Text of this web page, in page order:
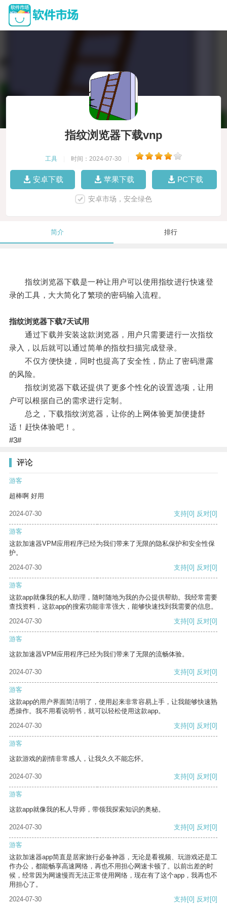
指纹浏览器下载vnp
工具 时间：2024-07-30
安卓下载 苹果下载 PC下载
安卓市场，安全绿色
简介 排行
指纹浏览器下载是一种让用户可以使用指纹进行快速登
录的工具，大大简化了繁琐的密码输入流程。
指纹浏览器下载7天试用
通过下载并安装这款浏览器，用户只需要进行一次指纹
录入，以后就可以通过简单的指纹扫描完成登录。
不仅方便快捷，同时也提高了安全性，防止了密码泄露
的风险。
指纹浏览器下载还提供了更多个性化的设置选项，让用
户可以根据自己的需求进行定制。
总之，下载指纹浏览器，让你的上网体验更加便捷舒
适！赶快体验吧！。
#3#
评论
游客
超棒啊 好用
2024-07-30 支持[0] 反对[0]
游客
这款加速器VPM应用程序已经为我们带来了无限的隐私保护和安全性保
护。
2024-07-30
支持[0] 反对[0]
游客
这款app就像我的私人助理，随时随地为我的办公提供帮助。我经常需要
查找资料，这款app的搜索功能非常强大，能够快速找到我需要的信息。
2024-07-30
支持[0] 反对[0]
游客
这款加速器VPM应用程序已经为我们带来了无限的流畅体验。
2024-07-30 支持[0] 反对[0]
游客
这款app的用户界面简洁明了，使用起来非常容易上手，让我能够快速熟
悉操作。我不用看说明书，就可以轻松使用这款app。
2024-07-30
支持[0] 反对[0]
游客
这款游戏的剧情非常感人，让我久久不能忘怀。
2024-07-30 支持[0] 反对[0]
游客
这款app就像我的私人导师，带领我探索知识的奥秘。
2024-07-30 支持[0] 反对[0]
游客
这款加速器app简直是居家旅行必备神器，无论是看视频、玩游戏还是工
作办公，都能畅享高速网络，再也不用担心网速卡顿了。以前出差的时
候，经常因为网速慢而无法正常使用网络，现在有了这个app，我再也不
用担心了。
2024-07-30
支持[0] 反对[0]